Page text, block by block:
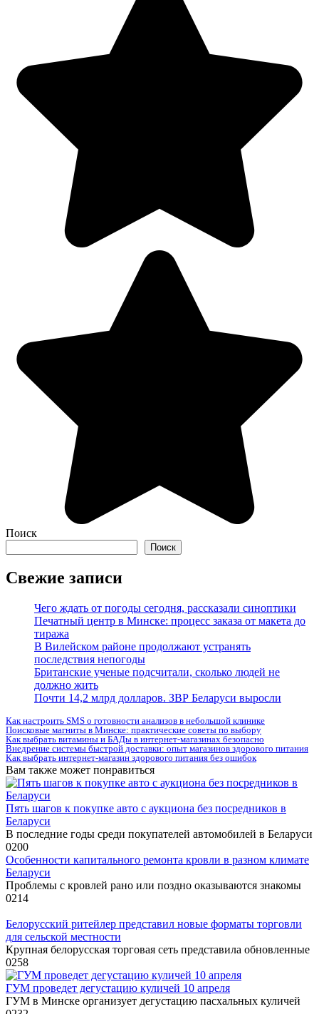
Поиск
Поиск
Свежие записи
Чего ждать от погоды сегодня, рассказали синоптики
Печатный центр в Минске: процесс заказа от макета до
тиража
В Вилейском районе продолжают устранять
последствия непогоды
Британские ученые подсчитали, сколько людей не
должно жить
Почти 14,2 млрд долларов. ЗВР Беларуси выросли
Как настроить SMS о готовности анализов в небольшой клинике
Поисковые магниты в Минске: практические советы по выбору
Как выбрать витамины и БАДы в интернет-магазинах безопасно
Внедрение системы быстрой доставки: опыт магазинов здорового питания
Как выбрать интернет-магазин здорового питания без ошибок
Вам также может понравиться
Пять шагов к покупке авто с аукциона без посредников в
Беларуси
В последние годы среди покупателей автомобилей в Беларуси
0200
Особенности капитального ремонта кровли в разном климате
Беларуси
Проблемы с кровлей рано или поздно оказываются знакомы
0214
Белорусский ритейлер представил новые форматы торговли
для сельской местности
Крупная белорусская торговая сеть представила обновленные
0258
ГУМ проведет дегустацию куличей 10 апреля
ГУМ в Минске организует дегустацию пасхальных куличей